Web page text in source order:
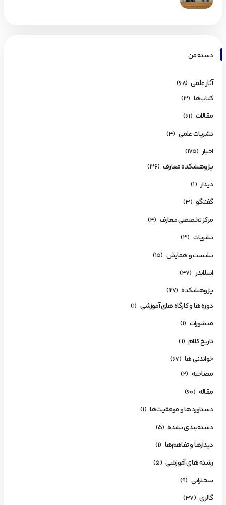
دسته من
آثار علمی (68)
کتاب‌ها (3)
مقالات (61)
نشریات علمی (4)
اخبار (175)
پژوهشکده معارف (36)
دیدار (1)
گفتگو (3)
مرکز تخصصی معارف (4)
نشریات (3)
نشست و همایش (15)
اسلایدر (47)
پژوهشکده (27)
دوره ها و کارگاه های آموزشی (1)
منشورات (1)
تاریخ کلام (1)
خواندنی ها (67)
مصاحبه (2)
مقاله (60)
دستاوردها و موفقیت‌ها (1)
دسته‌بندی نشده (5)
دیدارها و تفاهم‌ها (1)
رشته های آموزشی (5)
سخنرانی (9)
گالری (37)